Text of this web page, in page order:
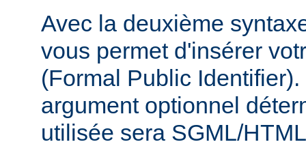
Avec la deuxième
vous permet d'insérer
(Formal Public
argument optionnel
utilisée sera SGML/